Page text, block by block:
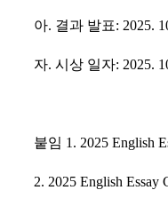
아. 결과 발표: 2025.
자. 시상 일자: 2025.
붙임 1. 2025 English
2. 2025 English Essay